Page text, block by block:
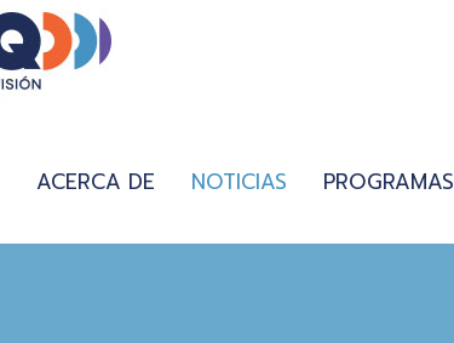
ACERCA DE NOTICIAS PROGRAMAS